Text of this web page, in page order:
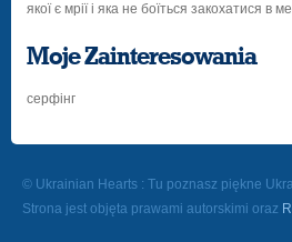
якої є мрії і яка не боїться закохатися в
Moje Zainteresowania
серфінг
© Ukrainian Hearts : Tu poznasz piękne
Strona jest objęta prawami autorskimi oraz